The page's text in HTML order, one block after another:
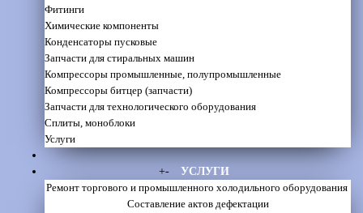
Фитинги
Химические компоненты
Конденсаторы пусковые
Запчасти для стиральных машин
Компрессоры промышленные, полупромышленные
Компрессоры битцер (запчасти)
Запчасти для технологического оборудования
Сплиты, моноблоки
Услуги
+-
УСЛУГИ
Ремонт торгового и промышленного холодильного оборудования
Составление актов дефектации